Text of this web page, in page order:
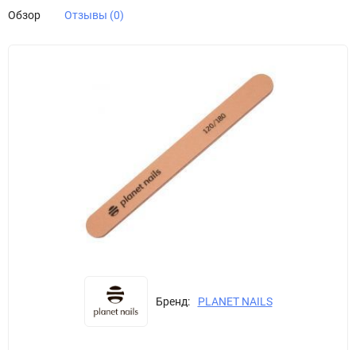
Обзор Отзывы (0)
Бренд: PLANET NAILS